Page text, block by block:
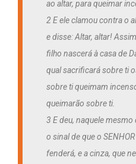
ao altar, para queimar
2 E ele clamou contra o
e disse: Altar, altar!
filho nascerá à casa de
qual sacrificará sobre ti
sobre ti queimam
queimarão sobre ti.
3 E deu, naquele
o sinal de que o
fenderá, e a cinza, que